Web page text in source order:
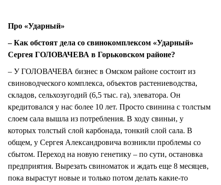
Про «Ударный»
– Как обстоят дела со свинокомплексом «Ударный»
Сергея ГОЛОВАЧЕВА в Горьковском районе?
– У ГОЛОВАЧЕВА бизнес в Омском районе состоит из
свиноводческого комплекса, объектов растениеводства,
складов, сельхозугодий (6,5 тыс. га), элеватора. Он
кредитовался у нас более 10 лет. Просто свинина с толстым
слоем сала вышла из потребления. В ходу свиньи, у
которых толстый слой карбонада, тонкий слой сала. В
общем, у Сергея Александровича возникли проблемы со
сбытом. Переход на новую генетику – по сути, остановка
предприятия. Вырезать свиноматок и ждать еще 8 месяцев,
пока вырастут новые и только потом делать какие-то